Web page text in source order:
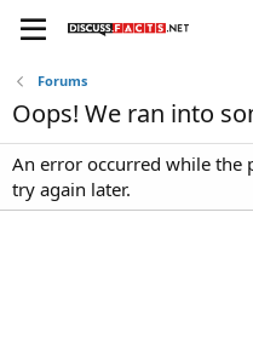
Forums
Oops! We ran into
An error occurred while the
try again later.